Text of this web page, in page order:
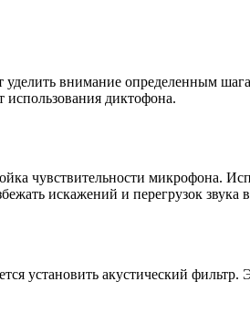
уделить внимание определенным
диктофона.
чувствительности микрофона.
искажений и перегрузок звука
установить акустический фильтр.